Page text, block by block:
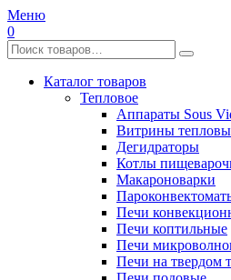
Меню
0
Каталог товаров
Тепловое
Аппараты Sous
Витрины
Дегидраторы
Котлы
Макароноварки
Печи
Печи коптильные
Печи
Печи на твердом